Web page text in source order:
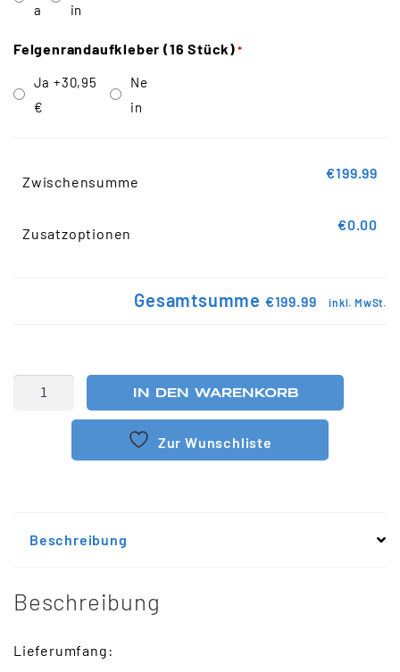
a
in
Felgenrandaufkleber (16 Stück)*
Ja +30,95
€
Ne
in
Zwischensumme
€199.99
Zusatzoptionen
€0.00
Gesamtsumme €199.99 inkl. MwSt.
IN DEN WARENKORB
Zur Wunschliste
Beschreibung
Beschreibung
Lieferumfang: